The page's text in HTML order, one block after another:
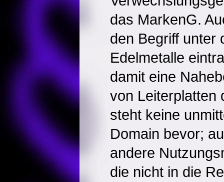
das MarkenG.
den Begriff unter
Edelmetalle
damit eine
von Leiterplatten
steht keine
Domain bevor;
andere
die nicht in die